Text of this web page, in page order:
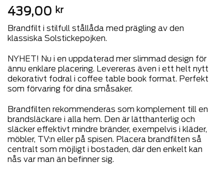
439,00 kr
Brandfilt i stilfull stållåda med prägling av den
klassiska Solstickepojken.
NYHET! Nu i en uppdaterad mer slimmad design för
ännu enklare placering. Levereras även i ett helt nytt
dekorativt fodral i coffee table book format. Perfekt
som förvaring för dina småsaker.
Brandfilten rekommenderas som komplement till en
brandsläckare i alla hem. Den är lätthanterlig och
släcker effektivt mindre bränder, exempelvis i kläder,
möbler, TV:n eller på spisen. Placera brandfilten så
centralt som möjligt i bostaden, där den enkelt kan
nås var man än befinner sig.